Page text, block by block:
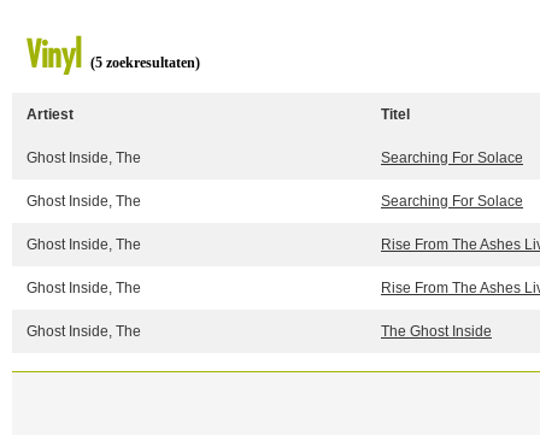
Vinyl (5 zoekresultaten)
Artiest Titel
Ghost Inside, The Searching For Solace
Ghost Inside, The Searching For Solace
Ghost Inside, The Rise From The Ashes
Ghost Inside, The Rise From The Ashes
Ghost Inside, The The Ghost Inside